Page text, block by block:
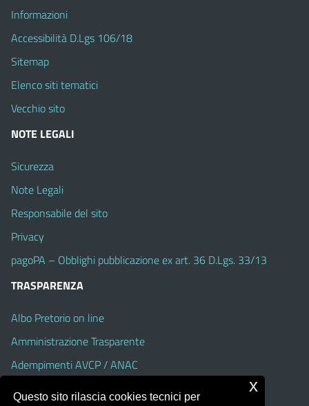
Informazioni
Accessibilità D.Lgs 106/18
Sitemap
Elenco siti tematici
Vecchio sito
NOTE LEGALI
Sicurezza
Note Legali
Responsabile del sito
Privacy
pagoPA – Obblighi pubblicazione ex art. 36 D.Lgs. 33/13
TRASPARENZA
Albo Pretorio on line
Amministrazione Trasparente
Adempimenti AVCP / ANAC
Questo sito rilascia cookies tecnici per
x